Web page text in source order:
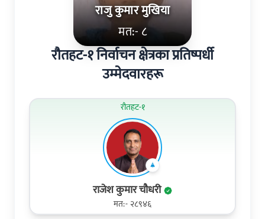
राजु कुमार मुखिया
मत:- ८
रौतहट-१ निर्वाचन क्षेत्रका प्रतिष्पर्धी
उम्मेदवारहरू
रौतहट-१
राजेश कुमार चौधरी
मत:- २८९४६